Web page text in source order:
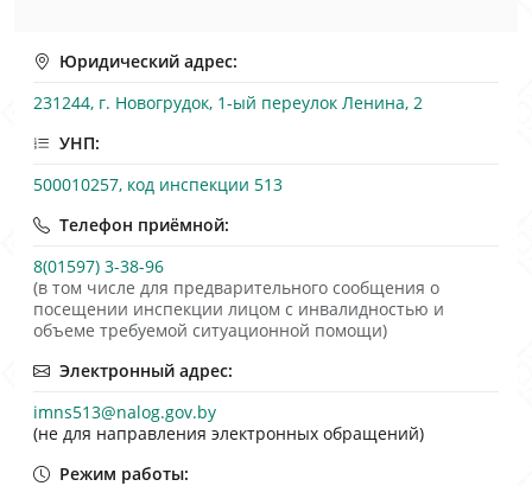
Юридический адрес:
231244, г. Новогрудок, 1-ый переулок Ленина, 2
УНП:
500010257, код инспекции 513
Телефон приёмной:
8(01597) 3-38-96
(в том числе для предварительного сообщения о
посещении инспекции лицом с инвалидностью и
объеме требуемой ситуационной помощи)
Электронный адрес:
imns513@nalog.gov.by
(не для направления электронных обращений)
Режим работы: